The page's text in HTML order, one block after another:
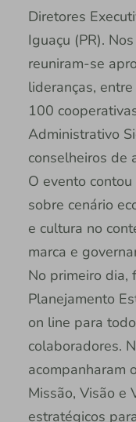
Diretores
Iguaçu (PR).
reuniram-se
lideranças,
100
Administrativo
conselheiros de
O evento
sobre cenário
e cultura no
marca e
No primeiro dia,
Planejamento
on line para
colaboradores.
acompanharam
Missão, Visão e
estratégicos